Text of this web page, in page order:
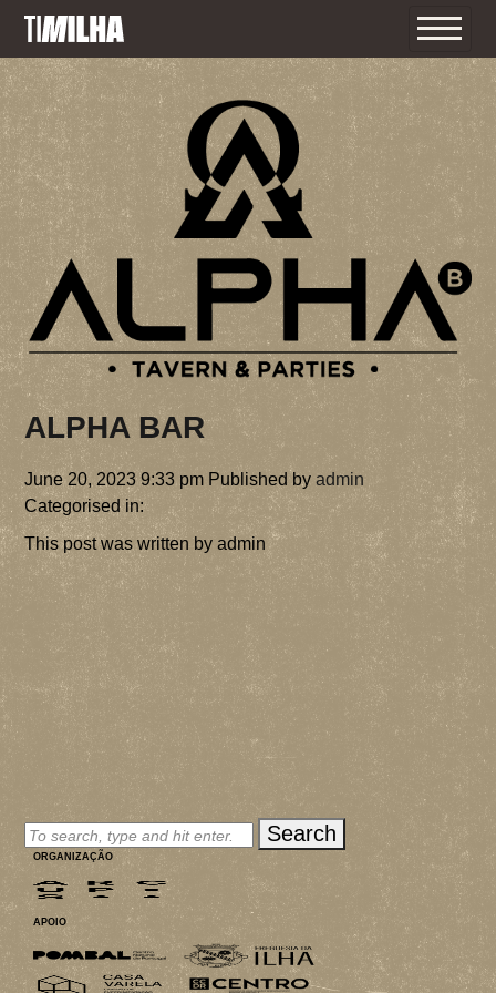
INÍCIO
O TI MILHA
O FESTIVAL
INFORMAÇÕES ÚTEIS
F.A.Q 2026
TERMOS E CONDIÇÕES 2026
PROGRAMA
BILHETES
MERCH
INSCRIÇÕES
PARCEIROS
CONTACTOS
ALPHA BAR
June 20, 2023 9:33 pm Published byadmin
Categorised in:
This post was written by admin
Search
ORGANIZAÇÃO
APOIO